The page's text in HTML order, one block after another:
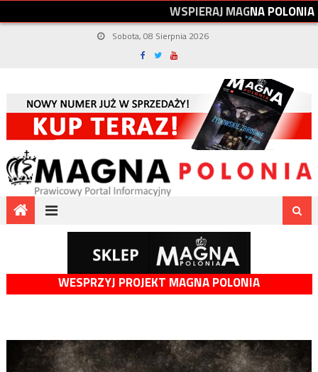
WSPIERAJMAGNAPOLONIA
Sobota, 08 Sierpnia 2026
WESPRZYJ PROJEKT MAGNA POLONIA